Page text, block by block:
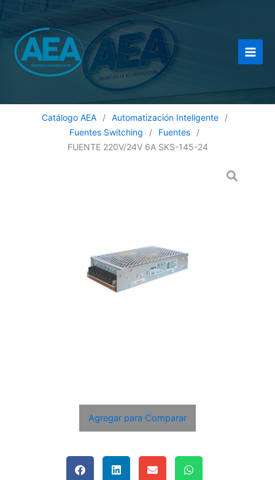
al
contenido
Catálogo AEA / Automatización Inteligente
/
Fuentes Switching
/ Fuentes
/
FUENTE 220V/24V 6A SKS-145-24
Agregar para Comparar